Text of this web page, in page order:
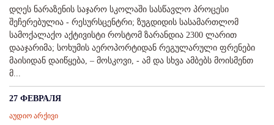
დღეს ნარაზენის საჯარო სკოლაში სასწავლო პროცესი
შეჩერებულია - რესურსცენტრი; ზუგდიდის სასამართლომ
სამოქალაქო აქტივისტი როსტომ ზარანდია 2300 ლარით
დააჯარიმა; სოხუმის აეროპორტიდან რეგულარული ფრენები
მაისიდან დაიწყება, – მოსკოვი, - ამ და სხვა ამბებს მოისმენთ
მ...
27 ФЕВРАЛЯ
აუდიო არქივი